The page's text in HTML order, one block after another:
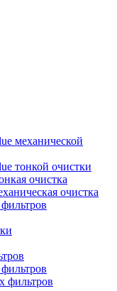
механической
тонкой очистки
очистка
очистка
фильтров